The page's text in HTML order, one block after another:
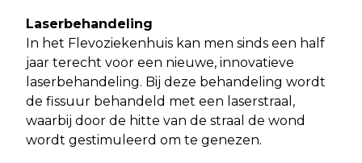
Laserbehandeling
In het Flevoziekenhuis kan men sinds een half
jaar terecht voor een nieuwe, innovatieve
laserbehandeling. Bij deze behandeling wordt
de fissuur behandeld met een laserstraal,
waarbij door de hitte van de straal de wond
wordt gestimuleerd om te genezen.